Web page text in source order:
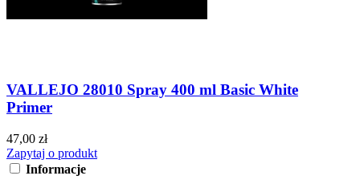
VALLEJO 28010 Spray 400 ml Basic White
Primer
47,00 zł
Zapytaj o produkt
Informacje